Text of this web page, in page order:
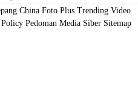
China Foto Plus Trending Video
Pedoman Media Siber Sitemap